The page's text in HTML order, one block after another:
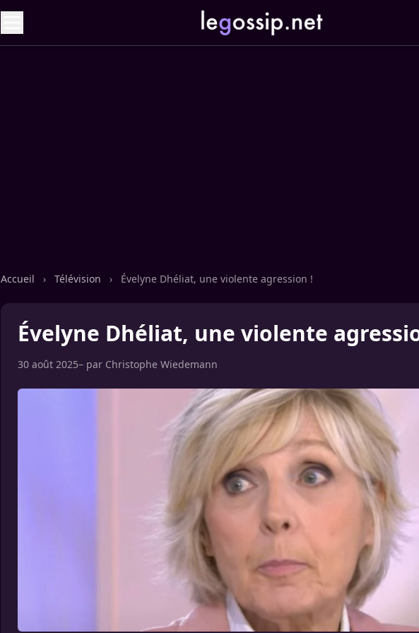
Accueil › Télévision › Évelyne Dhéliat, une violente agression !
Évelyne Dhéliat, une violente
30 août 2025– par Christophe Wiedemann